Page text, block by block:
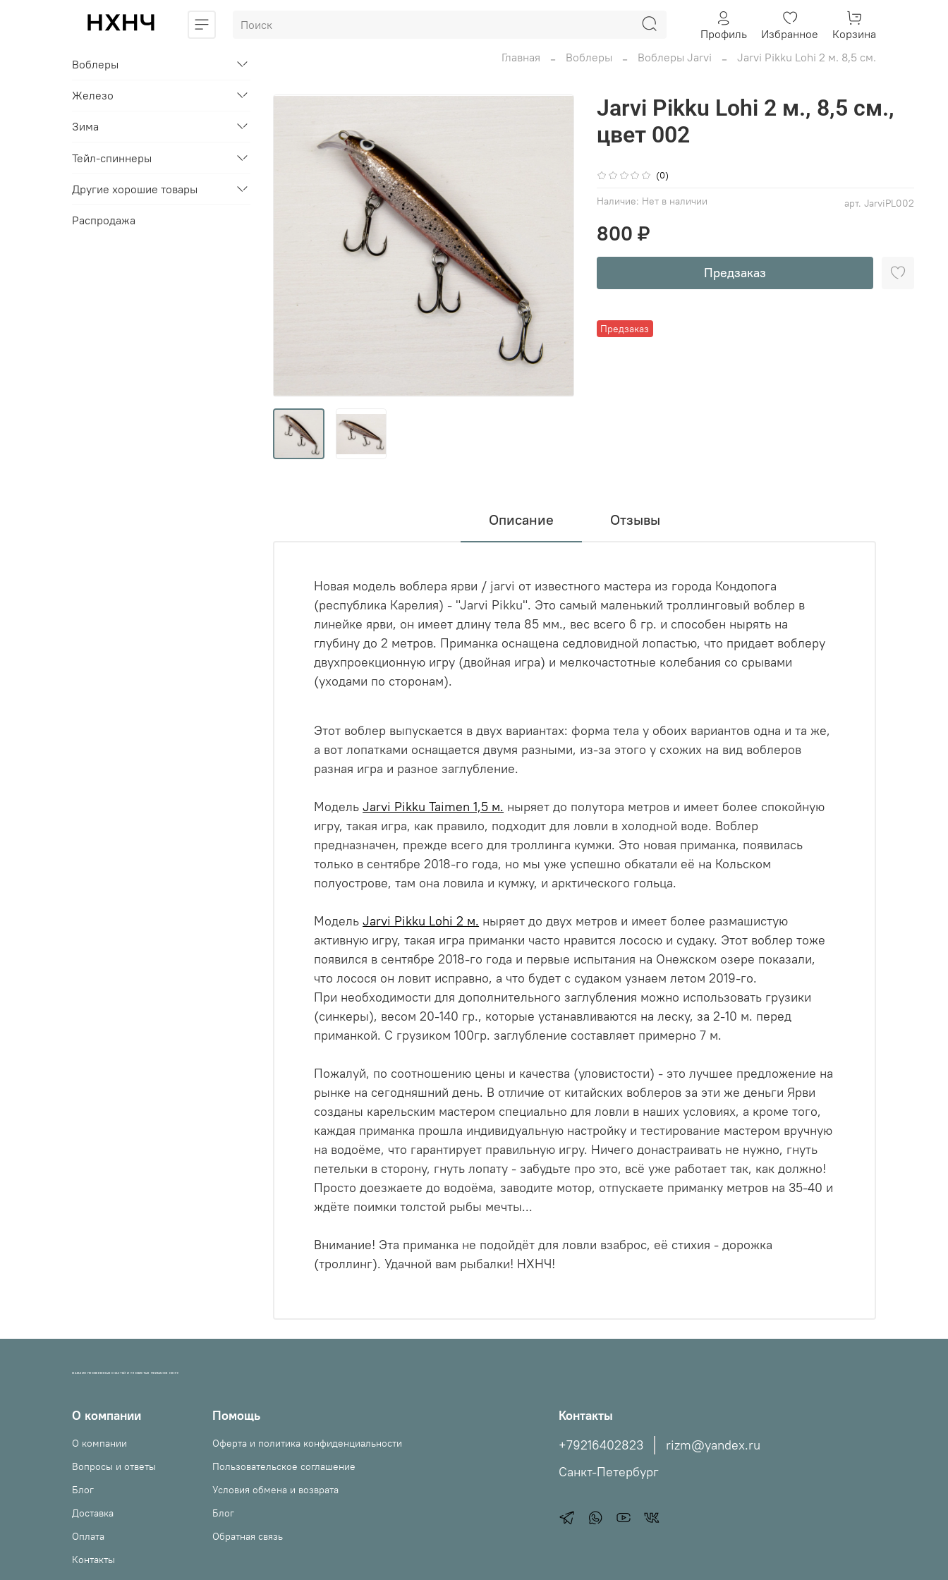
Профиль Избранное
Корзина
Главная
Воблеры Воблеры Jarvi Jarvi Pikku Lohi 2 м. 8,5 см.
(0)
арт.JarviPL002
Наличие: Нет в наличии
Предзаказ
Jarvi Pikku Lohi 2 м., 8,5 см.,
цвет 002
800 ₽
Предзаказ
Описание Отзывы
Новая модель воблера ярви / jarvi от известного мастера из города Кондопога
(республика Карелия) - "Jarvi Pikku". Это самый маленький троллинговый воблер в
линейке ярви, он имеет длину тела 85 мм., вес всего 6 гр. и способен нырять на
глубину до 2 метров. Приманка оснащена седловидной лопастью, что придает воблеру
двухпроекционную игру (двойная игра) и мелкочастотные колебания со срывами
(уходами по сторонам).
Этот воблер выпускается в двух вариантах: форма тела у обоих вариантов одна и та же,
а вот лопатками оснащается двумя разными, из-за этого у схожих на вид воблеров
разная игра и разное заглубление.
МодельJarvi Pikku Taimen 1,5 м. ныряет до полутора метров и имеет более спокойную
игру, такая игра, как правило, подходит для ловли в холодной воде. Воблер
предназначен, прежде всего для троллинга кумжи. Это новая приманка, появилась
только в сентябре 2018-го года, но мы уже успешно обкатали её на Кольском
полуострове, там она ловила и кумжу, и арктического гольца.
МодельJarvi Pikku Lohi 2 м. ныряет до двух метров и имеет более размашистую
активную игру, такая игра приманки часто нравится лососю и судаку. Этот воблер тоже
появился в сентябре 2018-го года и первые испытания на Онежском озере показали,
что лосося он ловит исправно, а что будет с судаком узнаем летом 2019-го.
При необходимости для дополнительного заглубления можно использовать грузики
(синкеры), весом 20-140 гр., которые устанавливаются на леску, за 2-10 м. перед
приманкой. С грузиком 100гр. заглубление составляет примерно 7 м.
Пожалуй, по соотношению цены и качества (уловистости) - это лучшее предложение на
рынке на сегодняшний день. В отличие от китайских воблеров за эти же деньги Ярви
созданы карельским мастером специально для ловли в наших условиях, а кроме того,
каждая приманка прошла индивидуальную настройку и тестирование мастером вручную
на водоёме, что гарантирует правильную игру. Ничего донастраивать не нужно, гнуть
петельки в сторону, гнуть лопату - забудьте про это, всё уже работает так, как должно!
Просто доезжаете до водоёма, заводите мотор, отпускаете приманку метров на 35-40 и
ждёте поимки толстой рыбы мечты...
Внимание! Эта приманка не подойдёт для ловли взаброс, её стихия - дорожка
(троллинг). Удачной вам рыбалки! НХНЧ!
Воблеры
Железо
Зима
Тейл-спиннеры
Другие хорошие товары
Распродажа
МАГАЗИН ПРОВЕРЕННЫХ СНАСТЕЙ И УЛОВИСТЫХ ПРИМАНОК НХНЧ!
О компании
О компании
Вопросы и ответы
Блог
Доставка
Оплата
Контакты
Помощь
Оферта и политика конфиденциальности
Пользовательское соглашение
Условия обмена и возврата
Блог
Обратная связь
Контакты
+79216402823
rizm@yandex.ru
Санкт-Петербург